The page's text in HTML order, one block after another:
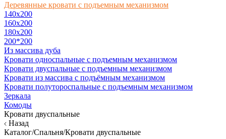
Деревянные кровати с подъемным механизмом
140x200
160х200
180х200
200*200
Из массива дуба
Кровати односпальные с подъемным механизмом
Кровати двуспальные с подъемным механизмом
Кровати из массива с подъёмным механизмом
Кровати полутороспальные с подъемным механизмом
Зеркала
Комоды
Кровати двуспальные
Назад
Каталог/Спальня/Кровати двуспальные